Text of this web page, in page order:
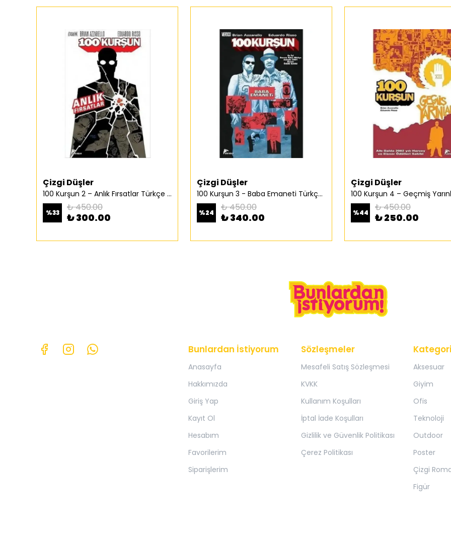
Çizgi Düşler
100 Kurşun 2 – Anlık Fırsatlar Türkçe Çizgi Roman
%33 ₺ 450.00
₺ 300.00
Çizgi Düşler
100 Kurşun 3 - Baba Emaneti Türkçe Çizgi Roman
%24 ₺ 450.00
₺ 340.00
Çizgi Düşler
%44 ₺ 450.00
₺ 250.00
Bunlardan İstiyorum
Anasayfa
Hakkımızda
Giriş Yap
Kayıt Ol
Hesabım
Favorilerim
Siparişlerim
Sözleşmeler
Mesafeli Satış Sözleşmesi
KVKK
Kullanım Koşulları
İptal İade Koşulları
Gizlilik ve Güvenlik Politikası
Çerez Politikası
Aksesuar
Giyim
Ofis
Teknoloji
Outdoor
Poster
Çizgi
Figür